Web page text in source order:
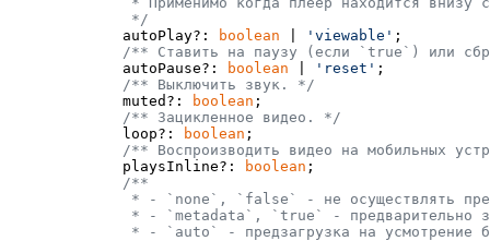
     */
autoPlay?:
boolean 'viewable' ;
/** Ставить на паузу (если `true`) или
    autoPause?:
boolean 'reset' ;
/** Выключить звук. */
    muted?:
boolean ;
/** Зацикленное видео. */
    loop?:
boolean ;
/** Воспроизводить видео на мобильных
    playsInline?:
boolean ;
/**
* - `none`, `false` - не осуществлять
* - `metadata`, `true` - предварительно
* - `auto` - предзагрузка на усмотрение